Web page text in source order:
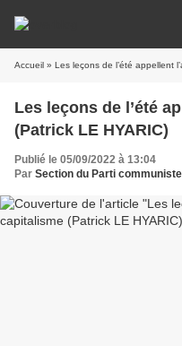
Accueil » Les leçons de l’été appellent
Les leçons de l’été
(Patrick LE HYARIC)
Publié le 05/09/2022 à 13:04
Par Section du Parti